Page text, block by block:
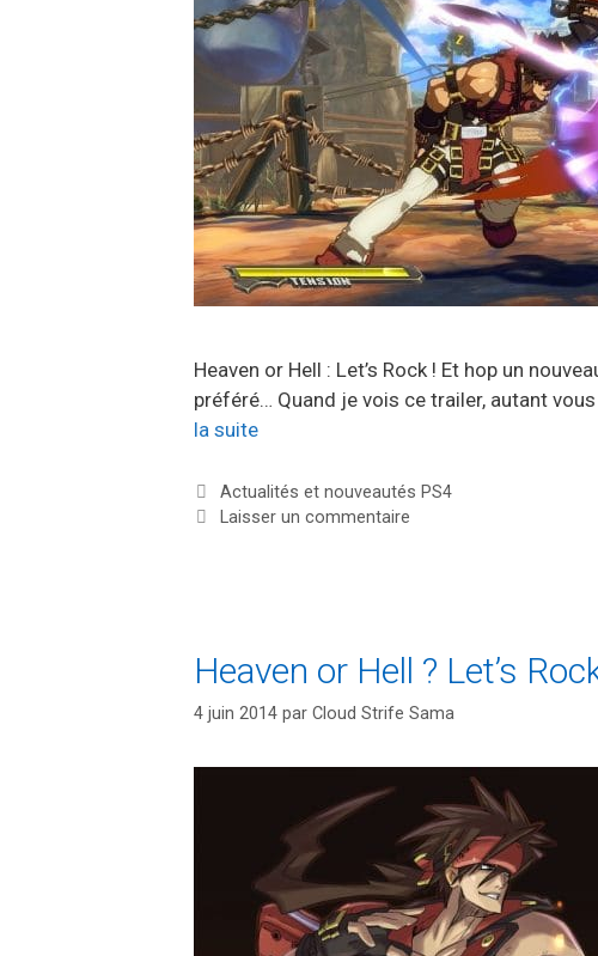
Heaven or Hell : Let’s Rock ! Et hop un
préféré… Quand je vois ce trailer, autant
la suite
Catégories
Actualités et nouveautés PS4
Laisser un commentaire
Heaven or Hell ? Let’s
4 juin 2014 par Cloud Strife Sama